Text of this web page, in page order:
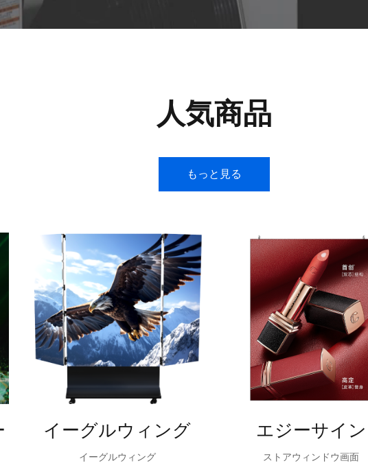
人気商品
もっと見る
イーグルウィング
イーグルウィング
エジーサイン
ストアウィンドウ画面